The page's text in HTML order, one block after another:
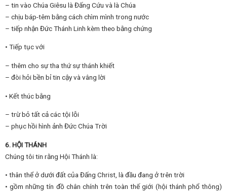
– tin vào Chúa Giêsu là Đấng Cứu và là Chúa
– chịu báp-têm bằng cách chìm mình trong nước
– tiếp nhận Đức Thánh Linh kèm theo bằng chứng
• Tiếp tục với
– thêm cho sự tha thứ sự thánh khiết
– đòi hỏi bền bỉ tin cậy và vâng lời
• Kết thúc bằng
– trừ bỏ tất cả các tội lỗi
– phục hồi hình ảnh Đức Chúa Trời
6. HỘI THÁNH
Chúng tôi tin rằng Hội Thánh là:
• thân thể ở dưới đất của Đấng Christ, là đầu đang ở trên trời
• gồm những tín đồ chân chính trên toàn thế giới (hội thánh phổ thông)